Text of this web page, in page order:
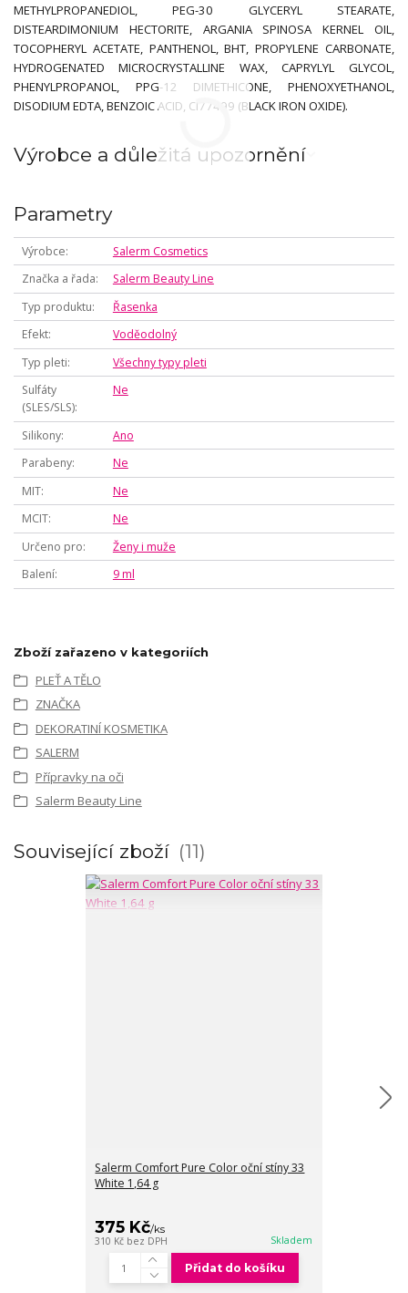
METHYLPROPANEDIOL, PEG-30 GLYCERYL STEARATE,
DISTEARDIMONIUM HECTORITE, ARGANIA SPINOSA KERNEL OIL,
TOCOPHERYL ACETATE, PANTHENOL, BHT, PROPYLENE CARBONATE,
HYDROGENATED MICROCRYSTALLINE WAX, CAPRYLYL GLYCOL,
PHENYLPROPANOL, PPG-12 DIMETHICONE, PHENOXYETHANOL,
DISODIUM EDTA, BENZOIC ACID, CI77499 (BLACK IRON OXIDE).
Výrobce a důležitá upozornění
Parametry
Výrobce
Salerm Cosmetics
Značka a řada
Salerm Beauty Line
Typ produktu
Řasenka
Efekt
Voděodolný
Typ pleti
Všechny typy pleti
Sulfáty
(SLES/SLS)
Ne
Silikony
Ano
Parabeny
Ne
MIT
Ne
MCIT
Ne
Určeno pro
Ženy i muže
Balení
9 ml
Zboží zařazeno v kategoriích
PLEŤ A TĚLO
ZNAČKA
DEKORATINÍ KOSMETIKA
SALERM
Přípravky na oči
Salerm Beauty Line
Související zboží 11
Salerm Comfort Pure Color oční stíny 33
White 1,64 g
375 Kč/ks
310 Kč bez DPH Skladem
Přidat do košíku